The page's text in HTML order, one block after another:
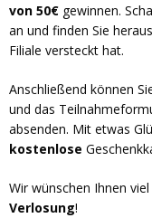
von 50€ gewinnen.
an und finden Sie
Filiale versteckt hat.
Anschließend können
und das
absenden. Mit etwas
kostenlose
Wir wünschen Ihnen
Verlosung!